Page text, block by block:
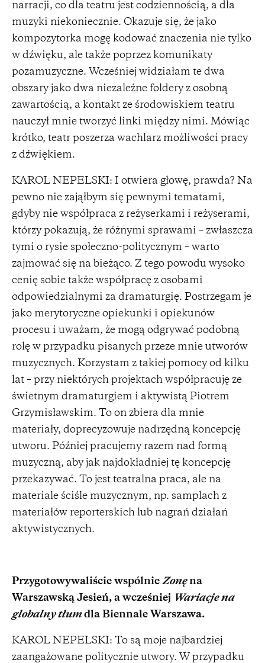
narracji, co dla teatru jest codziennością, a dla
muzyki niekoniecznie. Okazuje się, że jako
kompozytorka mogę kodować znaczenia nie tylko
w dźwięku, ale także poprzez komunikaty
pozamuzyczne. Wcześniej widziałam te dwa
obszary jako dwa niezależne foldery z osobną
zawartością, a kontakt ze środowiskiem teatru
nauczył mnie tworzyć linki między nimi. Mówiąc
krótko, teatr poszerza wachlarz możliwości pracy
z dźwiękiem.
KAROL NEPELSKI: I otwiera głowę, prawda? Na
pewno nie zająłbym się pewnymi tematami,
gdyby nie współpraca z reżyserkami i reżyserami,
którzy pokazują, że różnymi sprawami – zwłaszcza
tymi o rysie społeczno-politycznym – warto
zajmować się na bieżąco. Z tego powodu wysoko
cenię sobie także współpracę z osobami
odpowiedzialnymi za dramaturgię. Postrzegam je
jako merytoryczne opiekunki i opiekunów
procesu i uważam, że mogą odgrywać podobną
rolę w przypadku pisanych przeze mnie utworów
muzycznych. Korzystam z takiej pomocy od kilku
lat – przy niektórych projektach współpracuję ze
świetnym dramaturgiem i aktywistą Piotrem
Grzymisławskim. To on zbiera dla mnie
materiały, doprecyzowuje nadrzędną koncepcję
utworu. Później pracujemy razem nad formą
muzyczną, aby jak najdokładniej tę koncepcję
przekazywać. To jest teatralna praca, ale na
materiale ściśle muzycznym, np. samplach z
materiałów reporterskich lub nagrań działań
aktywistycznych.
Przygotowywaliście wspólnie Zonę na
Warszawską Jesień, a wcześniej Wariacje na
globalny tłum dla Biennale Warszawa.
KAROL NEPELSKI: To są moje najbardziej
zaangażowane politycznie utwory. W przypadku